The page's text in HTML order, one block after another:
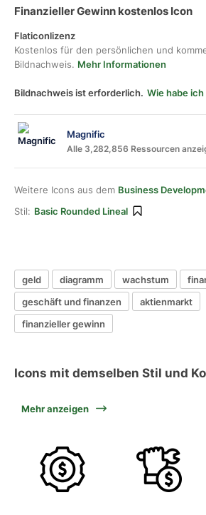
Finanzieller Gewinn kostenlos Icon
Flaticonlizenz
Kostenlos für den persönlichen und
Bildnachweis. Mehr Informationen
Bildnachweis ist erforderlich. Wie habe
Magnific
Alle 3,282,856 Ressourcen
Weitere Icons aus dem Business
Stil: Basic Rounded Lineal
geld diagramm wachstum
geschäft und finanzen
aktienmarkt
finanzieller gewinn
Icons mit demselben Stil und
Mehr anzeigen